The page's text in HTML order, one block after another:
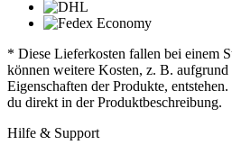
* Diese Lieferkosten fallen bei einem
können weitere Kosten, z. B.
Eigenschaften der Produkte,
du direkt in der Produktbeschreibung.
Hilfe & Support